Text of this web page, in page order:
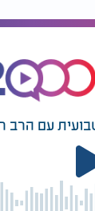
של הצבא
של
פריד אל
עיבוד
אותו לשדרן
עם הרב